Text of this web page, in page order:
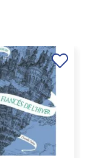
Ajouter
à la
liste de
souhaits